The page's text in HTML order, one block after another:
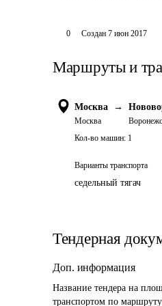
0 Создан 7 июн 2017
Маршруты и
Москва →
Москва
Кол-во машин: 1
Варианты транспорта
седельный тягач
Тендерная
Доп. информация
Название тендера на
транспортом по